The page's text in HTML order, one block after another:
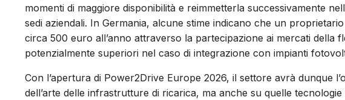
momenti di maggiore disponibilità e reimmetterla successivamente
sedi aziendali. In Germania, alcune stime indicano che un
circa 500 euro all’anno attraverso la partecipazione ai mercati della
potenzialmente superiori nel caso di integrazione con impianti
Con l’apertura di Power2Drive Europe 2026, il settore avrà dunque
dell’arte delle infrastrutture di ricarica, ma anche su quelle